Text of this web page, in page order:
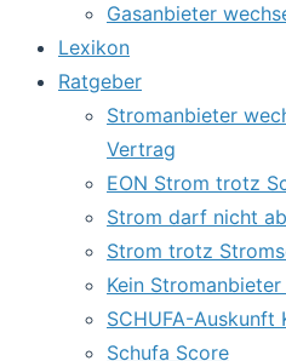
Gasanbieter
Lexikon
Ratgeber
Stromanbieter
Vertrag
EON Strom trotz
Strom darf nicht
Strom trotz
Kein
SCHUFA-Auskunft
Schufa Score